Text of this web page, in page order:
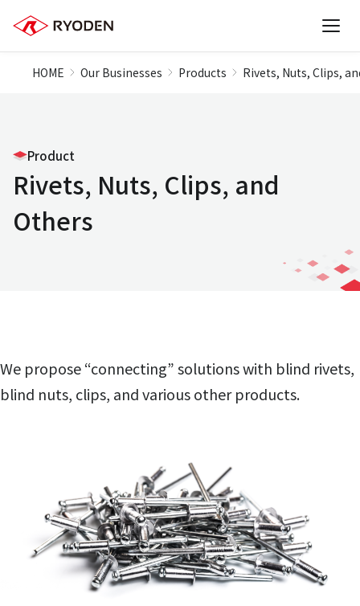
HOME Our Businesses Products Rivets, Nuts, Clips,
Product
Rivets, Nuts, Clips, and
Others
We propose “connecting” solutions with blind rivets,
blind nuts, clips, and various other products.